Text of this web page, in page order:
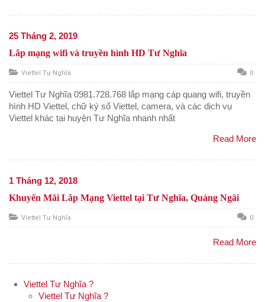
25 Tháng 2, 2019
Lắp mạng wifi và truyền hình HD Tư Nghĩa
Viettel Tư Nghĩa 0
Viettel Tư Nghĩa 0981.728.768 lắp mạng cáp quang wifi, truyền
hình HD Viettel, chữ ký số Viettel, camera, và các dịch vụ
Viettel khác tại huyện Tư Nghĩa nhanh nhất
Read More
1 Tháng 12, 2018
Khuyến Mãi Lắp Mạng Viettel tại Tư Nghĩa, Quảng Ngãi
Viettel Tư Nghĩa 0
Read More
Viettel Tư Nghĩa ?
Viettel Tư Nghĩa ?